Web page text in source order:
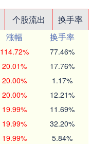
个股流出
换手率
涨幅
换手率
114.72% 77.46%
20.01% 17.76%
20.00% 1.17%
20.00% 12.21%
19.99% 11.69%
19.99% 32.20%
19.99% 5.84%